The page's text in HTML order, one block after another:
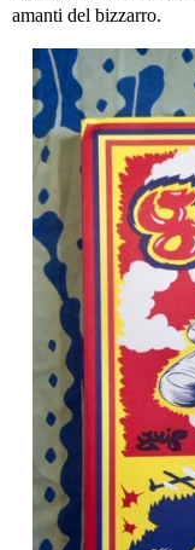
amanti del bizzarro.